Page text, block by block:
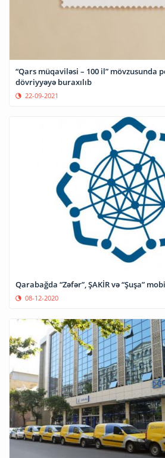
“Qars müqaviləsi – 100 il” mövzusunda
dövriyyəyə buraxılıb
22-09-2021
Qarabağda “Zəfər”, ŞAKİR və “Şuşa”
08-12-2020